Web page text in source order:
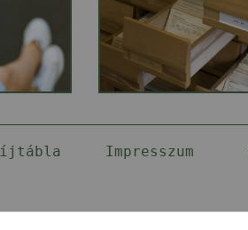
Impresszum